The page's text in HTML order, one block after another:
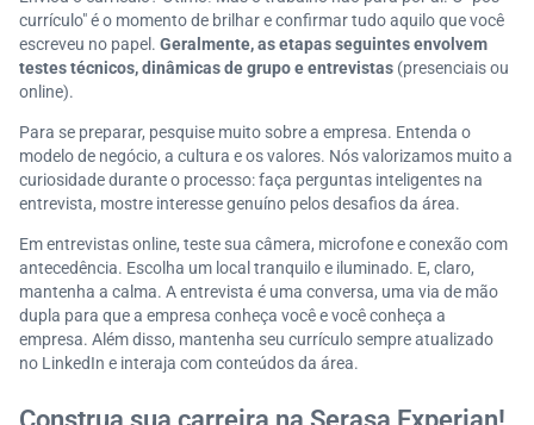
currículo" é o momento de brilhar e confirmar tudo aquilo que você
escreveu no papel. Geralmente, as etapas seguintes envolvem
testes técnicos, dinâmicas de grupo e entrevistas (presenciais ou
online).
Para se preparar, pesquise muito sobre a empresa. Entenda o
modelo de negócio, a cultura e os valores. Nós valorizamos muito a
curiosidade durante o processo: faça perguntas inteligentes na
entrevista, mostre interesse genuíno pelos desafios da área.
Em entrevistas online, teste sua câmera, microfone e conexão com
antecedência. Escolha um local tranquilo e iluminado. E, claro,
mantenha a calma. A entrevista é uma conversa, uma via de mão
dupla para que a empresa conheça você e você conheça a
empresa. Além disso, mantenha seu currículo sempre atualizado
no LinkedIn e interaja com conteúdos da área.